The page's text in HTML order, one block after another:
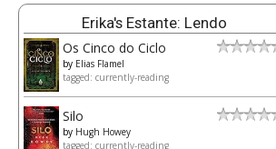
Erika's Estante: Lendo
Os Cinco do Ciclo
by Elias Flamel
tagged: currently-reading
Silo
by Hugh Howey
tagged: currently-reading